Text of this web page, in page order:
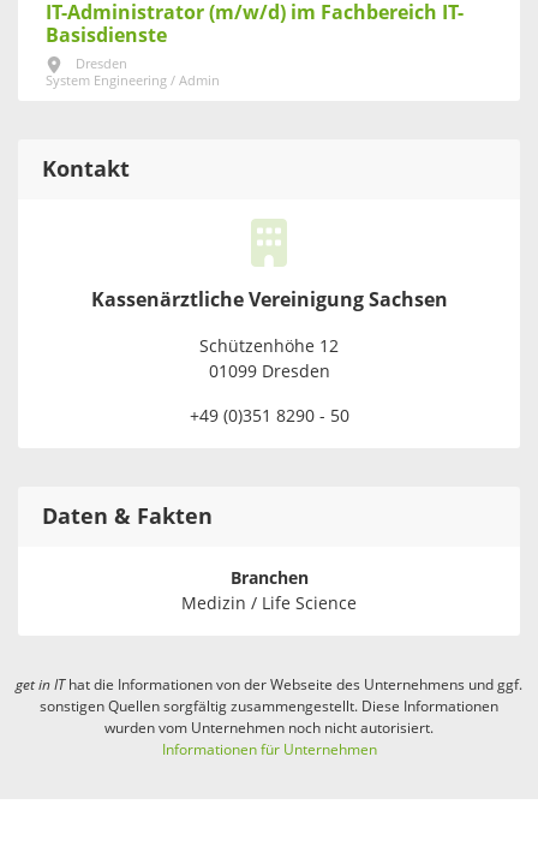
IT-Administrator (m/w/d) im Fachbereich IT-
Basisdienste
Dresden
System Engineering / Admin
Kontakt
Kassenärztliche Vereinigung Sachsen
Schützenhöhe 12
01099 Dresden
+49 (0)351 8290 - 50
Daten & Fakten
Branchen
Medizin / Life Science
get in IThat die Informationen von der Webseite des Unternehmens und ggf.
sonstigen Quellen sorgfältig zusammengestellt. Diese Informationen
wurden vom Unternehmen noch nicht autorisiert.
Informationen für Unternehmen